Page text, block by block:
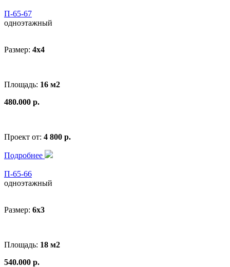
П-65-67
одноэтажный
Размер: 4x4
Площадь: 16 м2
480.000 р.
Проект от: 4 800 р.
Подробнее
П-65-66
одноэтажный
Размер: 6x3
Площадь: 18 м2
540.000 р.